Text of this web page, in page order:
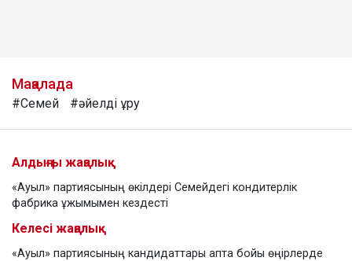
Мақалада
#Семей #әйелді ұру
Алдыңғы жаңалық
«Ауыл» партиясының өкілдері Семейдегі кондитерлік
фабрика ұжымымен кездесті
Келесі жаңалық
«Ауыл» партиясының кандидаттары апта бойы өңірлерде